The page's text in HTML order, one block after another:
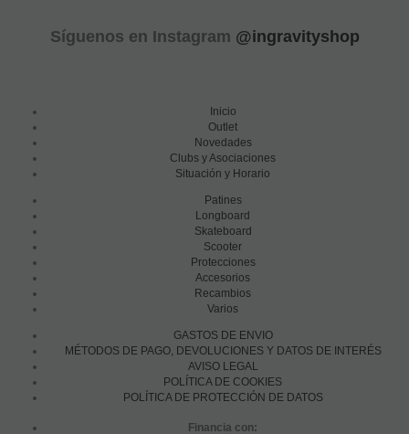
Síguenos en Instagram @ingravityshop
Inicio
Outlet
Novedades
Clubs y Asociaciones
Situación y Horario
Patines
Longboard
Skateboard
Scooter
Protecciones
Accesorios
Recambios
Varios
GASTOS DE ENVIO
MÉTODOS DE PAGO, DEVOLUCIONES Y DATOS DE INTERÉS
AVISO LEGAL
POLÍTICA DE COOKIES
POLÍTICA DE PROTECCIÓN DE DATOS
Financia con: